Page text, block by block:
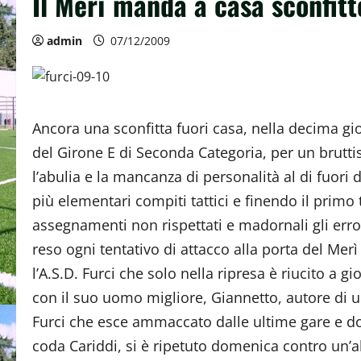
admin 07/12/2009
Ancora una sconfitta fuori casa, nella decima
del Girone E di Seconda Categoria, per un
l’abulia e la mancanza di personalità al di
più elementari compiti tattici e finendo il
assegnamenti non rispettati e madornali gli
reso ogni tentativo di attacco alla porta del
l’A.S.D. Furci che solo nella ripresa è riucito a
con il suo uomo migliore, Giannetto, autore di
Furci che esce ammaccato dalle ultime gare e
coda Cariddi, si è ripetuto domenica contro